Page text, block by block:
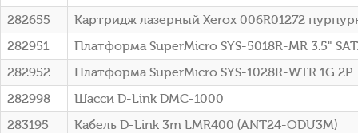
282655
Картридж лазерный Xerox 006R01272
282951
Платформа SuperMicro SYS-5018R-MR 3.5"
282952
Платформа SuperMicro SYS-1028R-WTR 1G 2P
282998
Шасси D-Link DMC-1000
283195
Кабель D-Link 3m LMR400 (ANT24-ODU3M)